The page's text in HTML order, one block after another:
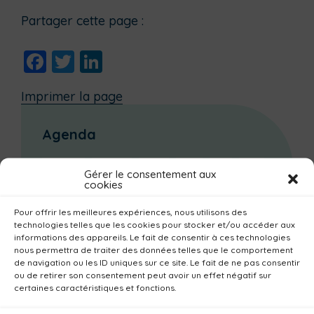
Gérer le consentement aux
cookies
Pour offrir les meilleures expériences, nous utilisons des
technologies telles que les cookies pour stocker et/ou accéder aux
informations des appareils. Le fait de consentir à ces technologies
nous permettra de traiter des données telles que le comportement
de navigation ou les ID uniques sur ce site. Le fait de ne pas consentir
ou de retirer son consentement peut avoir un effet négatif sur
certaines caractéristiques et fonctions.
Partager cette page :
Facebook
Twitter
Imprimer la page
Agenda
Août Septembre
Novembre
Décembre
Dernières actualités
Groupe d’échanges entre parents : phobie
scolaire